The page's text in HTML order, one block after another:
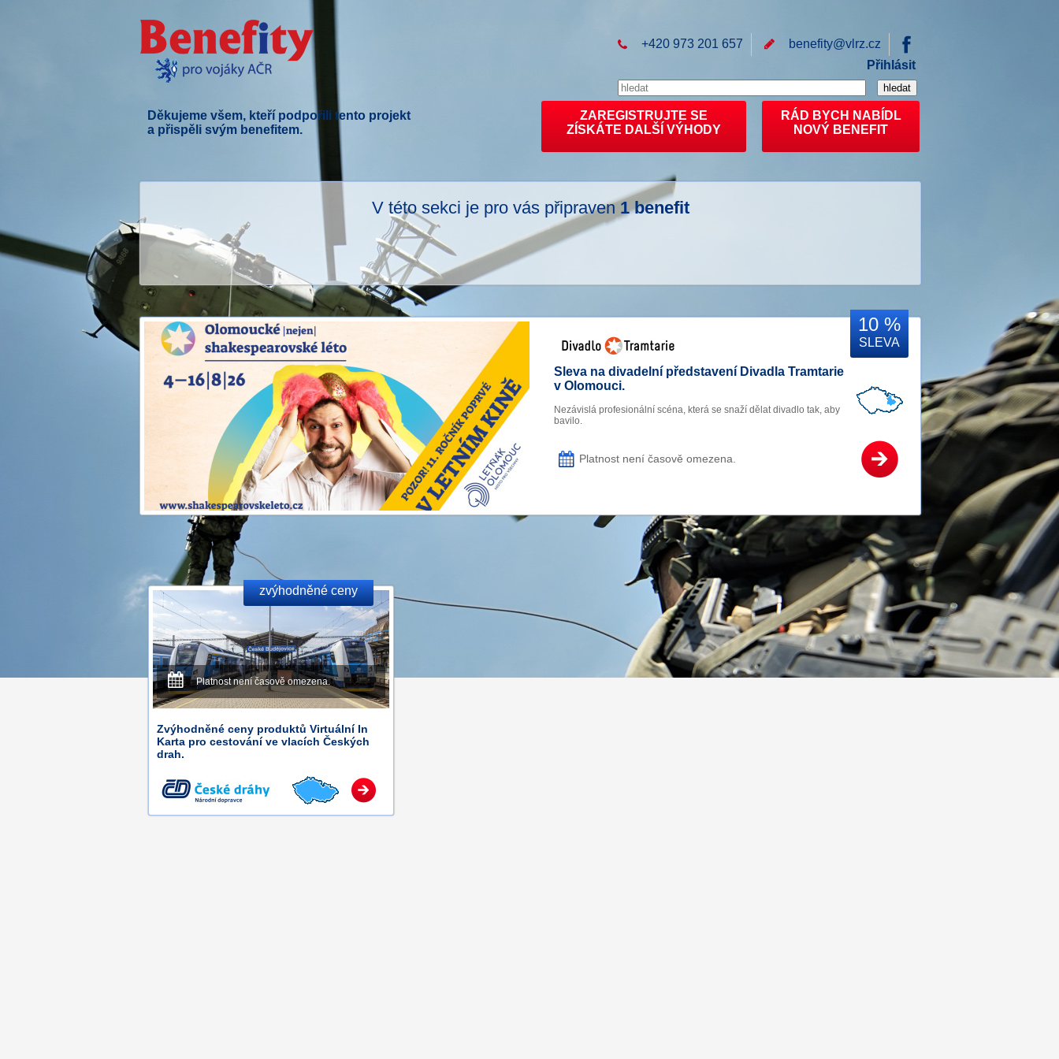
+420 973 201 657 benefity@vlrz.cz
Přihlásit
RÁD BYCH NABÍDL
NOVÝ BENEFIT
ZAREGISTRUJTE SE
ZÍSKÁTE DALŠÍ VÝHODY
Děkujeme všem, kteří podpořili tento projekt
a přispěli svým benefitem.
V této sekci je pro vás připraven1 benefit
10 %
SLEVA
Sleva na divadelní představení Divadla Tramtarie
v Olomouci.
Nezávislá profesionální scéna, která se snaží dělat divadlo tak, aby
bavilo.
Platnost není časově omezena.
zvýhodněné ceny
Platnost není časově omezena.
Zvýhodněné ceny produktů Virtuální In
Karta pro cestování ve vlacích Českých
drah.